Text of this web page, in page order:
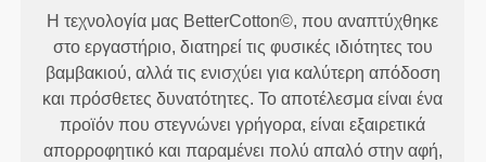
Η τεχνολογία μας BetterCotton©, που αναπτύχθηκε
στο εργαστήριο, διατηρεί τις φυσικές ιδιότητες του
βαμβακιού, αλλά τις ενισχύει για καλύτερη απόδοση
και πρόσθετες δυνατότητες. Το αποτέλεσμα είναι ένα
προϊόν που στεγνώνει γρήγορα, είναι εξαιρετικά
απορροφητικό και παραμένει πολύ απαλό στην αφή,